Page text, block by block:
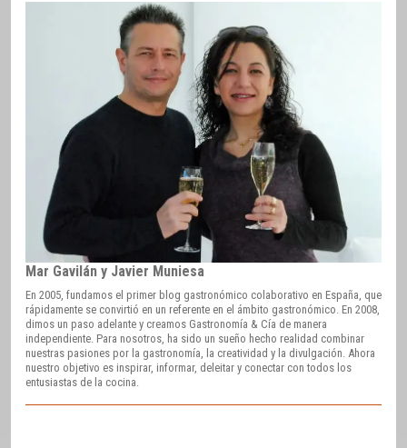
Mar Gavilán y Javier Muniesa
En 2005, fundamos el primer blog gastronómico colaborativo en España, que
rápidamente se convirtió en un referente en el ámbito gastronómico. En 2008,
dimos un paso adelante y creamos Gastronomía & Cía de manera
independiente. Para nosotros, ha sido un sueño hecho realidad combinar
nuestras pasiones por la gastronomía, la creatividad y la divulgación. Ahora
nuestro objetivo es inspirar, informar, deleitar y conectar con todos los
entusiastas de la cocina.